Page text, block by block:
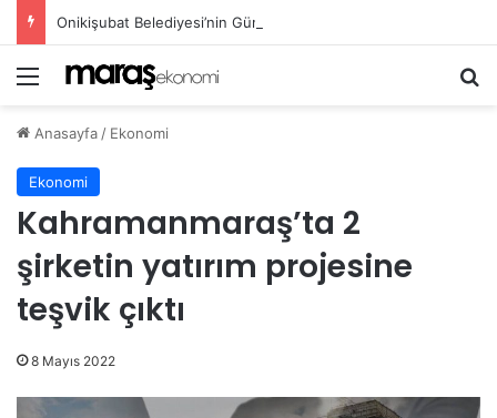
Menü
Anasayfa / Ekonomi
Ekonomi
Kahramanmaraş’ta 2
şirketin yatırım projesine
teşvik çıktı
8 Mayıs 2022